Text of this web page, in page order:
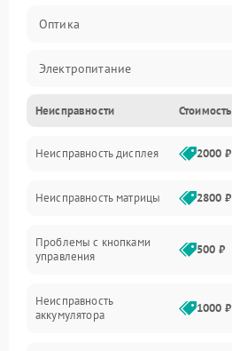
Оптика
Электропитание
Видео
ПО
Управление
Механические повреждения
Неисправности Стоимость
Неисправность дисплея 2000 ₽
Неисправность матрицы 2800 ₽
Проблемы с кнопками
управления
500 ₽
Неисправность
аккумулятора
1000 ₽